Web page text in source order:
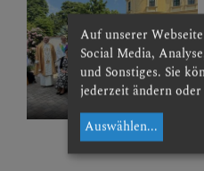
Chorleiterin und Solo-Sopranistin
Auf unserer
Social Media,
und Sonstiges. Sie
jederzeit ändern
Auswählen...